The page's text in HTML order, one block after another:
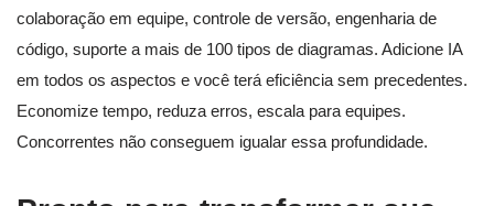
colaboração em equipe, controle de versão, engenharia de
código, suporte a mais de 100 tipos de diagramas. Adicione IA
em todos os aspectos e você terá eficiência sem precedentes.
Economize tempo, reduza erros, escala para equipes.
Concorrentes não conseguem igualar essa profundidade.